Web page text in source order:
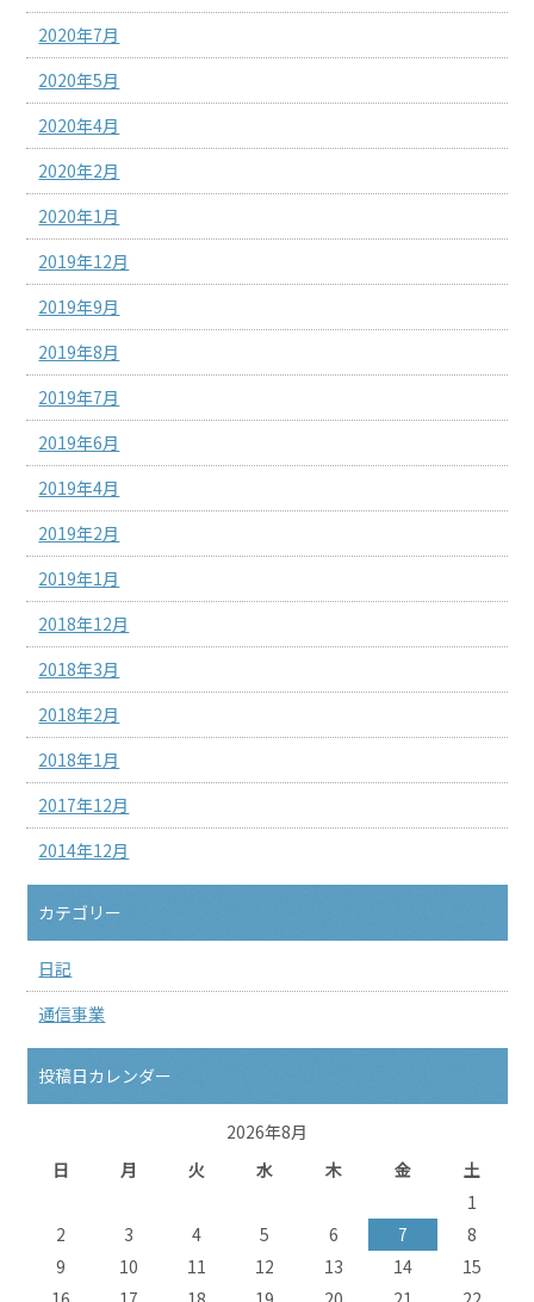
2020年7月
2020年5月
2020年4月
2020年2月
2020年1月
2019年12月
2019年9月
2019年8月
2019年7月
2019年6月
2019年4月
2019年2月
2019年1月
2018年12月
2018年3月
2018年2月
2018年1月
2017年12月
2014年12月
カテゴリー
日記
通信事業
投稿日カレンダー
2026年8月
日
月 火 水 木 金
土
1
2
3 4 5 6 7
8
9
10 11 12 13 14
15